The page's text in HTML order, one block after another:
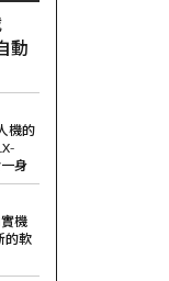
動
機的
身
機
的軟